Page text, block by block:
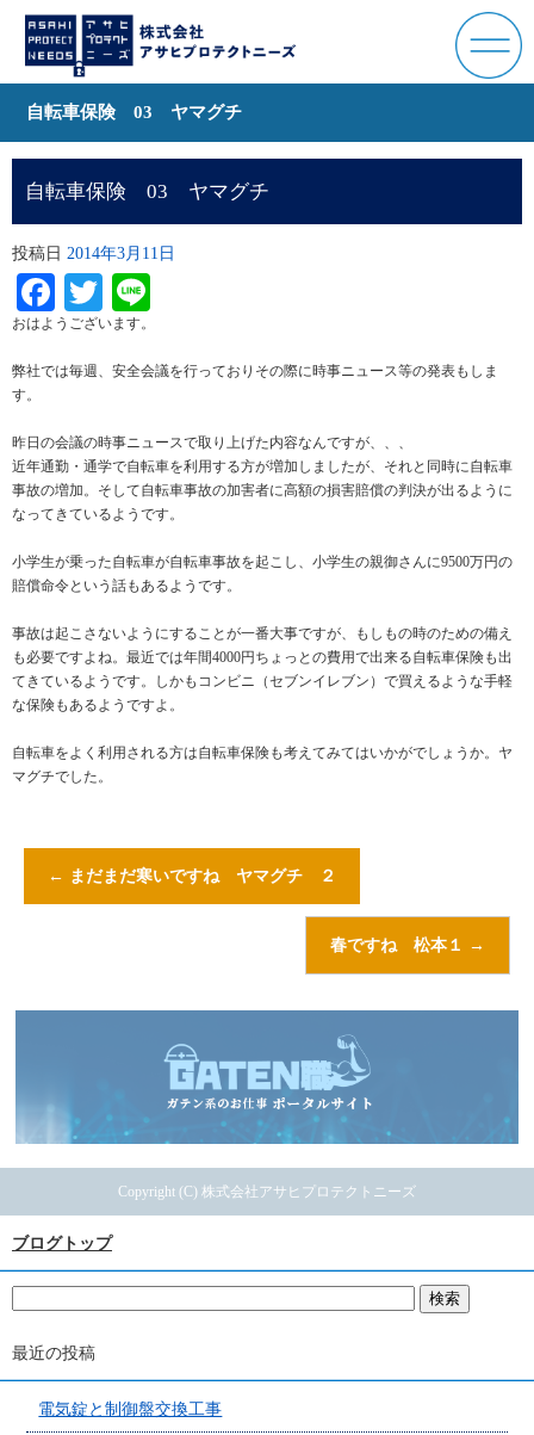
自転車保険 03 ヤマグチ
自転車保険 03 ヤマグチ
投稿日 2014年3月11日
Facebook
Twitter
おはようございます。
弊社では毎週、安全会議を行っておりその際に時事ニュース等の発表もしま
す。
昨日の会議の時事ニュースで取り上げた内容なんですが、、、
近年通勤・通学で自転車を利用する方が増加しましたが、それと同時に自転車
事故の増加。そして自転車事故の加害者に高額の損害賠償の判決が出るように
なってきているようです。
小学生が乗った自転車が自転車事故を起こし、小学生の親御さんに9500万円の
賠償命令という話もあるようです。
事故は起こさないようにすることが一番大事ですが、もしもの時のための備え
も必要ですよね。最近では年間4000円ちょっとの費用で出来る自転車保険も出
てきているようです。しかもコンビニ（セブンイレブン）で買えるような手軽
な保険もあるようですよ。
自転車をよく利用される方は自転車保険も考えてみてはいかがでしょうか。ヤ
マグチでした。
← まだまだ寒いですね ヤマグチ ２
春ですね 松本１ →
Copyright (C) 株式会社アサヒプロテクトニーズ
ブログトップ
最近の投稿
電気錠と制御盤交換工事